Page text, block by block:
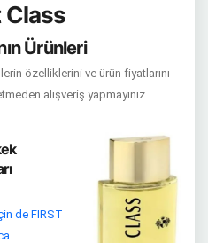
Class
Ürünleri
özelliklerini ve ürün fiyatlarını
alışveriş yapmayınız.
de FIRST